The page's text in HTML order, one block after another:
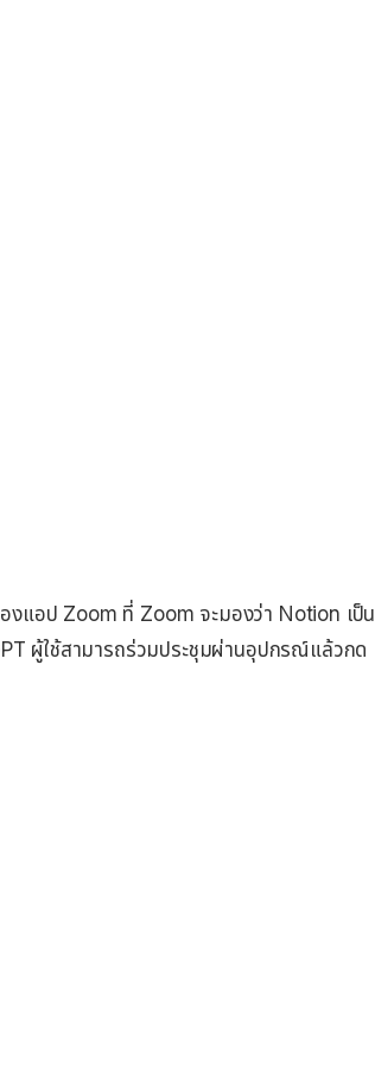
แอป Zoom ที่ Zoom จะมองว่า Notion เป็น
ผู้ใช้สามารถร่วมประชุมผ่านอุปกรณ์แล้วกด